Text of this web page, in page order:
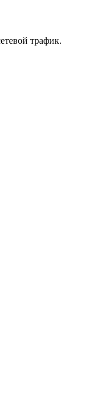
трафик.